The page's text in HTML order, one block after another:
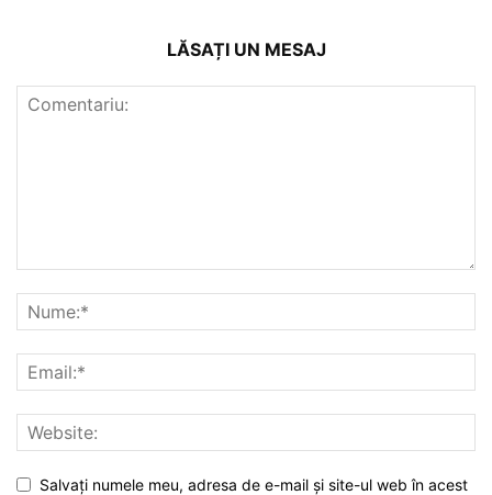
LĂSAȚI UN MESAJ
Salvați numele meu, adresa de e-mail și site-ul web în acest